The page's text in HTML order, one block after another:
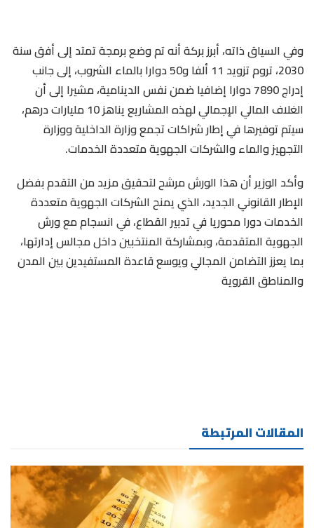
وفي السياق ذاته، أبرز بركة أنه تم وضع برمجة تمتد إلى أفق سنة
2030، تروم تزويد 11 ألفا و50 دوارا بالماء الشروب، إلى جانب
إدراج 7890 دوارا إضافيا ضمن نفس الدينامية، مشيرا إلى أن
الغلاف المالي الإجمالي لهذه المشاريع يناهز 10 مليارات درهم،
سيتم توفيرها في إطار شراكات تجمع وزارة الداخلية ووزارة
التجهيز والماء والشركات الجهوية متعددة الخدمات.
وأكد الوزير أن هذا الورش مرشح لتحقيق مزيد من التقدم بفضل
الإطار القانوني الجديد، الذي يمنح الشركات الجهوية متعددة
الخدمات دورا محوريا في تدبير القطاع، في انسجام مع ورش
الجهوية المتقدمة، وبمشاركة المنتخبين داخل مجالس إدارتها،
بما يعزز التضامن المجالي ويوسع قاعدة المستفيدين بين المدن
والمناطق القروية
المقالات المرتبطة